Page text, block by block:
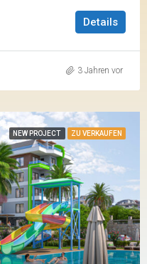
Details
3 Jahren vor
NEW PROJECT ZU VERKAUFEN